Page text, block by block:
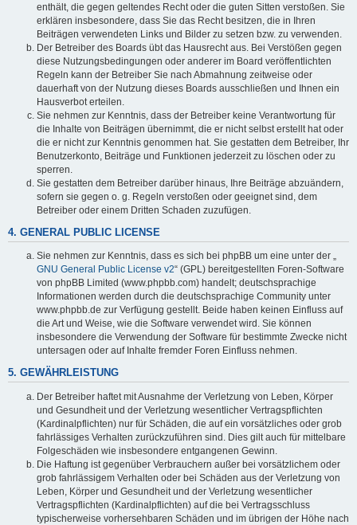
enthält, die gegen geltendes Recht oder die guten Sitten verstoßen. Sie
erklären insbesondere, dass Sie das Recht besitzen, die in Ihren
Beiträgen verwendeten Links und Bilder zu setzen bzw. zu verwenden.
Der Betreiber des Boards übt das Hausrecht aus. Bei Verstößen gegen
diese Nutzungsbedingungen oder anderer im Board veröffentlichten
Regeln kann der Betreiber Sie nach Abmahnung zeitweise oder
dauerhaft von der Nutzung dieses Boards ausschließen und Ihnen ein
Hausverbot erteilen.
Sie nehmen zur Kenntnis, dass der Betreiber keine Verantwortung für
die Inhalte von Beiträgen übernimmt, die er nicht selbst erstellt hat oder
die er nicht zur Kenntnis genommen hat. Sie gestatten dem Betreiber, Ihr
Benutzerkonto, Beiträge und Funktionen jederzeit zu löschen oder zu
sperren.
Sie gestatten dem Betreiber darüber hinaus, Ihre Beiträge abzuändern,
sofern sie gegen o. g. Regeln verstoßen oder geeignet sind, dem
Betreiber oder einem Dritten Schaden zuzufügen.
4. GENERAL PUBLIC LICENSE
Sie nehmen zur Kenntnis, dass es sich bei phpBB um eine unter der „
GNU General Public License v2“ (GPL) bereitgestellten Foren-Software
von phpBB Limited (www.phpbb.com) handelt; deutschsprachige
Informationen werden durch die deutschsprachige Community unter
www.phpbb.de zur Verfügung gestellt. Beide haben keinen Einfluss auf
die Art und Weise, wie die Software verwendet wird. Sie können
insbesondere die Verwendung der Software für bestimmte Zwecke nicht
untersagen oder auf Inhalte fremder Foren Einfluss nehmen.
5. GEWÄHRLEISTUNG
Der Betreiber haftet mit Ausnahme der Verletzung von Leben, Körper
und Gesundheit und der Verletzung wesentlicher Vertragspflichten
(Kardinalpflichten) nur für Schäden, die auf ein vorsätzliches oder grob
fahrlässiges Verhalten zurückzuführen sind. Dies gilt auch für mittelbare
Folgeschäden wie insbesondere entgangenen Gewinn.
Die Haftung ist gegenüber Verbrauchern außer bei vorsätzlichem oder
grob fahrlässigem Verhalten oder bei Schäden aus der Verletzung von
Leben, Körper und Gesundheit und der Verletzung wesentlicher
Vertragspflichten (Kardinalpflichten) auf die bei Vertragsschluss
typischerweise vorhersehbaren Schäden und im übrigen der Höhe nach